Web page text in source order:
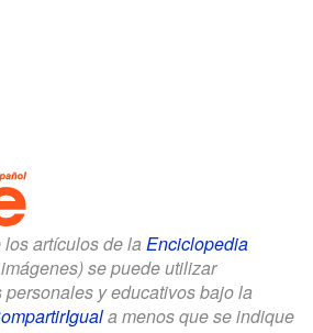
artículos de la Enciclopedia
se puede utilizar
y educativos bajo la
a menos que se indique